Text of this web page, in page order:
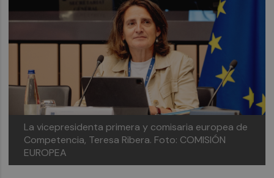
La vicepresidenta primera y comisaria europea de
Competencia, Teresa Ribera. Foto: COMISIÓN
EUROPEA